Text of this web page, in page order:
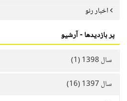
اخبار رنو
پر بازدیدها - آرشیو
سال 1398 (1)
سال 1397 (16)